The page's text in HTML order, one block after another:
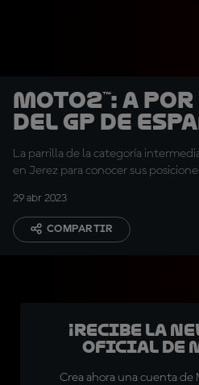
Moto2™: A
del GP de
La parrilla de la categoría
en Jerez para conocer sus
29 abr 2023
COMPARTIR
¡Recibe la
oficial de
Crea ahora una cuenta de